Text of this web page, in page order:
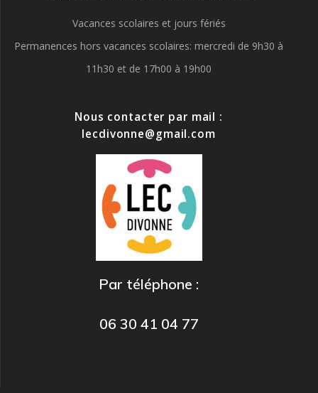
Vacances scolaires et jours fériés
Permanences hors vacances scolaires: mercredi de 9h30 à
11h30 et de 17h00 à 19h00
Nous contacter par mail :
lecdivonne@gmail.com
Par téléphone :
06 30 41 04 77